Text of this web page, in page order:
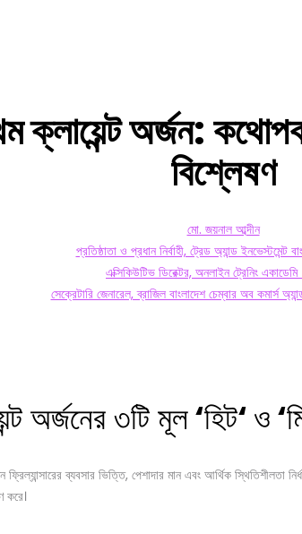
ক্লায়েন্টঅর্জন:
বিশ্লেষণ
মো. জয়নাল আব্দীন
প্রতিষ্ঠাতা ও প্রধান নির্বাহী, ট্রেড অ্যান্ড
এক্সিকিউটিভ ডিরেক্টর, অনলাইন ট্রেনিং
সেক্রেটারি জেনারেল, ব্রাজিল বাংলাদেশ চেম্বার অব কমার্স
অর্জনের ৩টি মূল‘হিট‘ও‘
ব্যবসার ভিত্তি, পেশাদার মান এবং আর্থিক স্থিতিশীলতা